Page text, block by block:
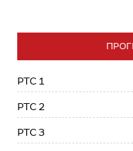
РТС 1
РТС 2
РТС 3